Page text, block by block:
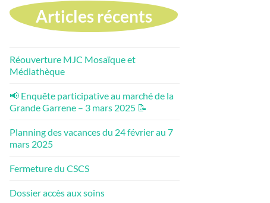
Articles récents
Réouverture MJC Mosaïque et
Médiathèque
📢 Enquête participative au marché de la
Grande Garrene – 3 mars 2025 📝
Planning des vacances du 24 février au 7
mars 2025
Fermeture du CSCS
Dossier accès aux soins